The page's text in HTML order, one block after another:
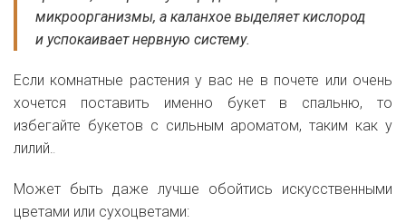
микроорганизмы, а каланхое выделяет кислород
и успокаивает нервную систему.
Если комнатные растения у вас не в почете или очень
хочется поставить именно букет в спальню, то
избегайте букетов с сильным ароматом, таким как у
лилий..
Может быть даже лучше обойтись искусственными
цветами или сухоцветами: